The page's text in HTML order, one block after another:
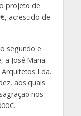
projeto de
acrescido de
segundo e
a José Maria
Lda.
aos quais
nos